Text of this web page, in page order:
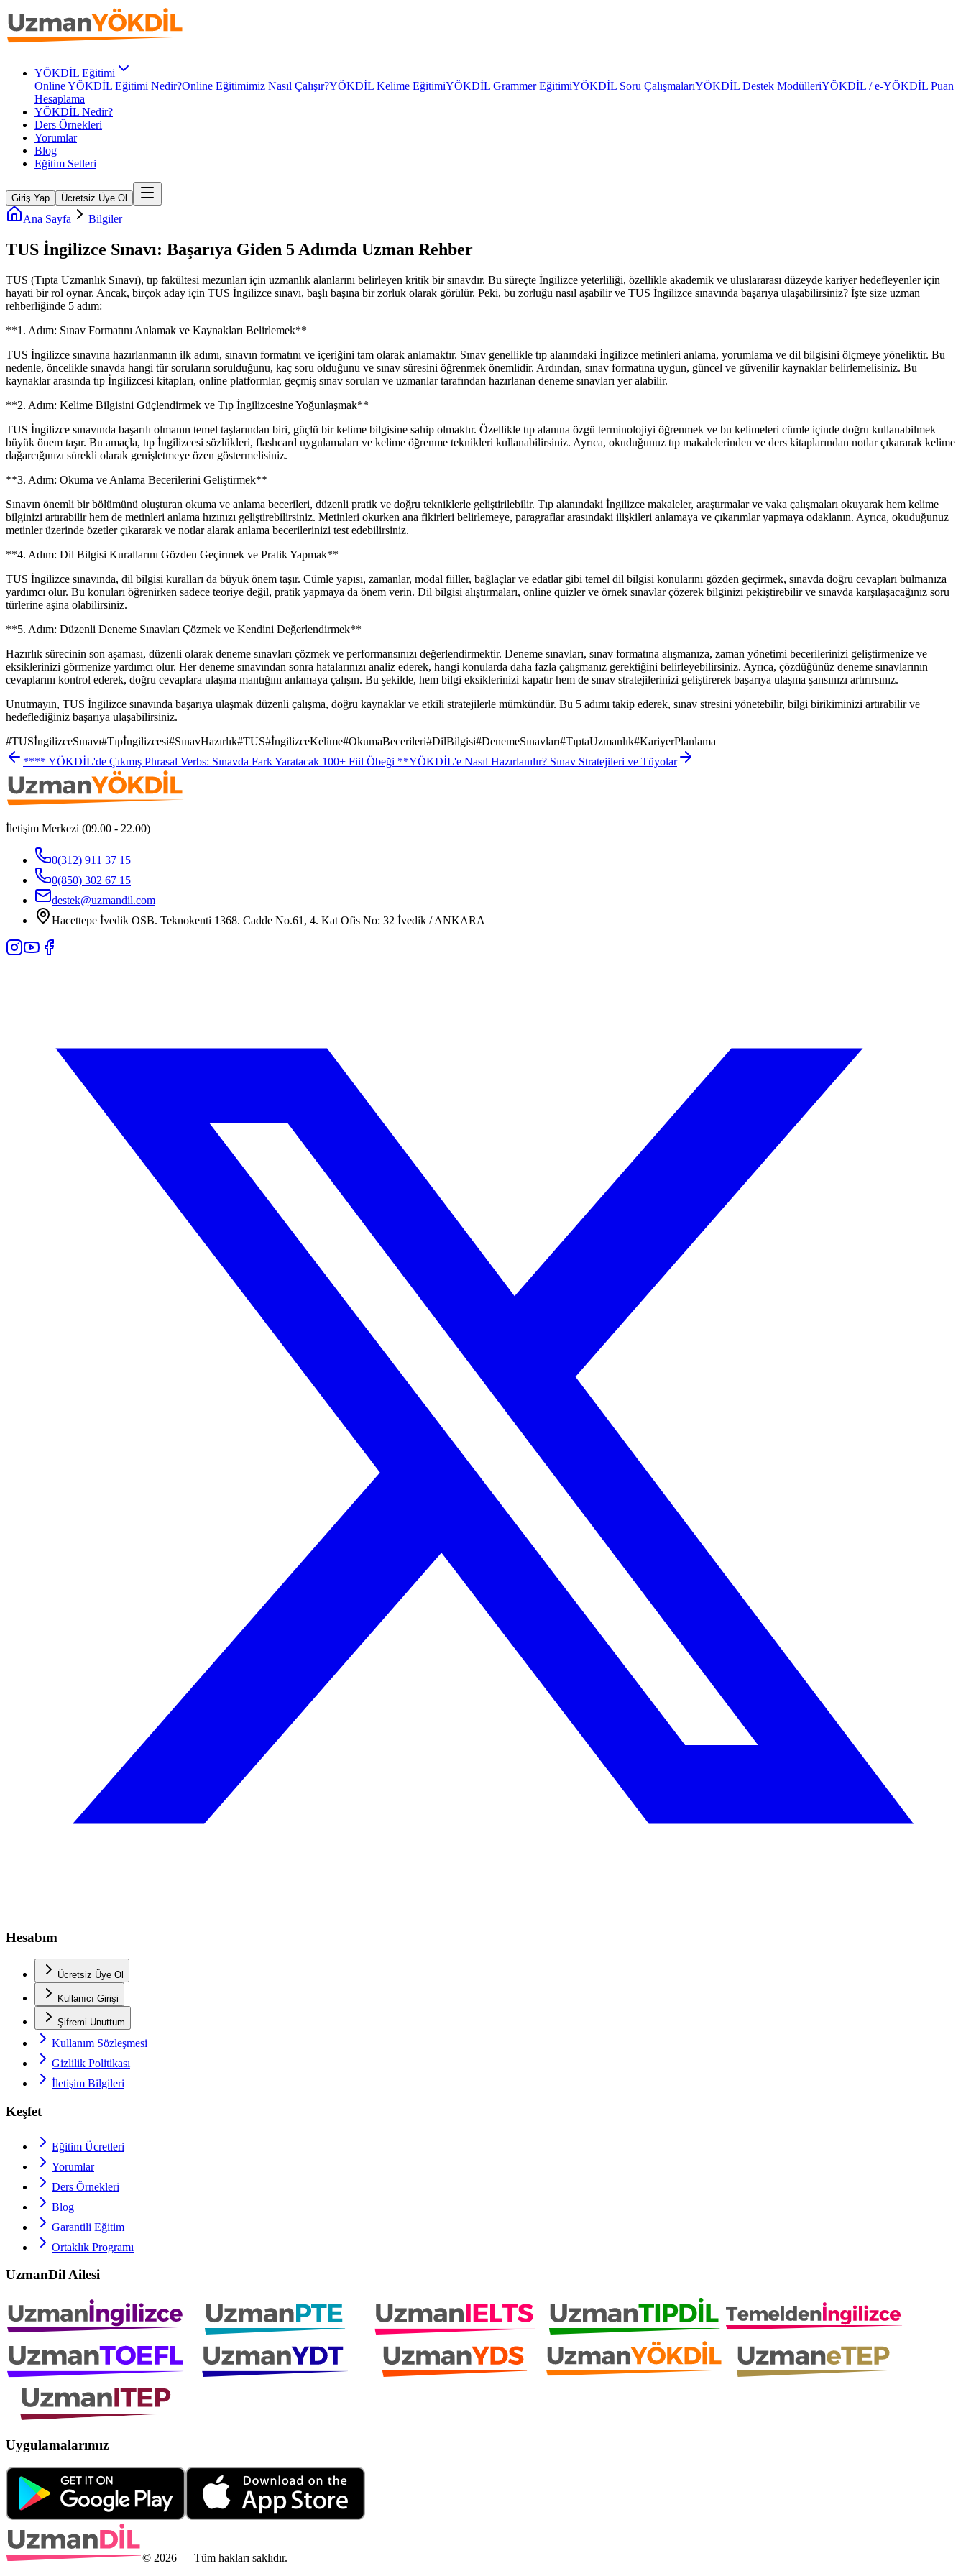
YÖKDİL Eğitimi
Online YÖKDİL Eğitimi Nedir?Online Eğitimimiz Nasıl Çalışır?YÖKDİL Kelime EğitimiYÖKDİL Grammer EğitimiYÖKDİL Soru ÇalışmalarıYÖKDİL Destek ModülleriYÖKDİL / e-YÖKDİL Puan
Hesaplama
YÖKDİL Nedir?
Ders Örnekleri
Yorumlar
Blog
Eğitim Setleri
Giriş Yap Ücretsiz Üye Ol
Ana Sayfa Bilgiler
TUS İngilizce Sınavı: Başarıya Giden 5 Adımda Uzman Rehber
TUS (Tıpta Uzmanlık Sınavı), tıp fakültesi mezunları için uzmanlık alanlarını belirleyen kritik bir sınavdır. Bu süreçte İngilizce yeterliliği, özellikle akademik ve uluslararası düzeyde kariyer hedefleyenler için
hayati bir rol oynar. Ancak, birçok aday için TUS İngilizce sınavı, başlı başına bir zorluk olarak görülür. Peki, bu zorluğu nasıl aşabilir ve TUS İngilizce sınavında başarıya ulaşabilirsiniz? İşte size uzman
rehberliğinde 5 adım:
**1. Adım: Sınav Formatını Anlamak ve Kaynakları Belirlemek**
TUS İngilizce sınavına hazırlanmanın ilk adımı, sınavın formatını ve içeriğini tam olarak anlamaktır. Sınav genellikle tıp alanındaki İngilizce metinleri anlama, yorumlama ve dil bilgisini ölçmeye yöneliktir. Bu
nedenle, öncelikle sınavda hangi tür soruların sorulduğunu, kaç soru olduğunu ve sınav süresini öğrenmek önemlidir. Ardından, sınav formatına uygun, güncel ve güvenilir kaynaklar belirlemelisiniz. Bu
kaynaklar arasında tıp İngilizcesi kitapları, online platformlar, geçmiş sınav soruları ve uzmanlar tarafından hazırlanan deneme sınavları yer alabilir.
**2. Adım: Kelime Bilgisini Güçlendirmek ve Tıp İngilizcesine Yoğunlaşmak**
TUS İngilizce sınavında başarılı olmanın temel taşlarından biri, güçlü bir kelime bilgisine sahip olmaktır. Özellikle tıp alanına özgü terminolojiyi öğrenmek ve bu kelimeleri cümle içinde doğru kullanabilmek
büyük önem taşır. Bu amaçla, tıp İngilizcesi sözlükleri, flashcard uygulamaları ve kelime öğrenme teknikleri kullanabilirsiniz. Ayrıca, okuduğunuz tıp makalelerinden ve ders kitaplarından notlar çıkararak kelime
dağarcığınızı sürekli olarak genişletmeye özen göstermelisiniz.
**3. Adım: Okuma ve Anlama Becerilerini Geliştirmek**
Sınavın önemli bir bölümünü oluşturan okuma ve anlama becerileri, düzenli pratik ve doğru tekniklerle geliştirilebilir. Tıp alanındaki İngilizce makaleler, araştırmalar ve vaka çalışmaları okuyarak hem kelime
bilginizi artırabilir hem de metinleri anlama hızınızı geliştirebilirsiniz. Metinleri okurken ana fikirleri belirlemeye, paragraflar arasındaki ilişkileri anlamaya ve çıkarımlar yapmaya odaklanın. Ayrıca, okuduğunuz
metinler üzerinde özetler çıkararak ve notlar alarak anlama becerilerinizi test edebilirsiniz.
**4. Adım: Dil Bilgisi Kurallarını Gözden Geçirmek ve Pratik Yapmak**
TUS İngilizce sınavında, dil bilgisi kuralları da büyük önem taşır. Cümle yapısı, zamanlar, modal fiiller, bağlaçlar ve edatlar gibi temel dil bilgisi konularını gözden geçirmek, sınavda doğru cevapları bulmanıza
yardımcı olur. Bu konuları öğrenirken sadece teoriye değil, pratik yapmaya da önem verin. Dil bilgisi alıştırmaları, online quizler ve örnek sınavlar çözerek bilginizi pekiştirebilir ve sınavda karşılaşacağınız soru
türlerine aşina olabilirsiniz.
**5. Adım: Düzenli Deneme Sınavları Çözmek ve Kendini Değerlendirmek**
Hazırlık sürecinin son aşaması, düzenli olarak deneme sınavları çözmek ve performansınızı değerlendirmektir. Deneme sınavları, sınav formatına alışmanıza, zaman yönetimi becerilerinizi geliştirmenize ve
eksiklerinizi görmenize yardımcı olur. Her deneme sınavından sonra hatalarınızı analiz ederek, hangi konularda daha fazla çalışmanız gerektiğini belirleyebilirsiniz. Ayrıca, çözdüğünüz deneme sınavlarının
cevaplarını kontrol ederek, doğru cevaplara ulaşma mantığını anlamaya çalışın. Bu şekilde, hem bilgi eksiklerinizi kapatır hem de sınav stratejilerinizi geliştirerek başarıya ulaşma şansınızı artırırsınız.
Unutmayın, TUS İngilizce sınavında başarıya ulaşmak düzenli çalışma, doğru kaynaklar ve etkili stratejilerle mümkündür. Bu 5 adımı takip ederek, sınav stresini yönetebilir, bilgi birikiminizi artırabilir ve
hedeflediğiniz başarıya ulaşabilirsiniz.
#TUSİngilizceSınavı#Tıpİngilizcesi#SınavHazırlık#TUS#İngilizceKelime#OkumaBecerileri#DilBilgisi#DenemeSınavları#TıptaUzmanlık#KariyerPlanlama
**** YÖKDİL'de Çıkmış Phrasal Verbs: Sınavda Fark Yaratacak 100+ Fiil Öbeği **YÖKDİL'e Nasıl Hazırlanılır? Sınav Stratejileri ve Tüyolar
İletişim Merkezi (09.00 - 22.00)
0(312) 911 37 15
0(850) 302 67 15
destek@uzmandil.com
Hacettepe İvedik OSB. Teknokenti 1368. Cadde No.61, 4. Kat Ofis No: 32 İvedik / ANKARA
Hesabım
Ücretsiz Üye Ol
Kullanıcı Girişi
Şifremi Unuttum
Kullanım Sözleşmesi
Gizlilik Politikası
İletişim Bilgileri
Keşfet
Eğitim Ücretleri
Yorumlar
Ders Örnekleri
Blog
Garantili Eğitim
Ortaklık Programı
UzmanDil Ailesi
Uygulamalarımız
© 2026 — Tüm hakları saklıdır.